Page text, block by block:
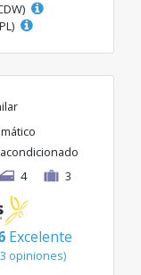
4 3
Excelente
opiniones)